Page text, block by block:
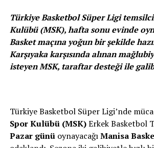
Halkbank Spor Kulübü Yönetim
Osman Arslan,Halkbank Erkek
turnuvada elde ettiği başarıdan kıvanç
belirterek,“Avrupa voleybolunun
ülkemizin yurt dışında başarıyla
voleybola desteğimiz kesintisiz
Türkiye Basketbol Süper Ligi
Kulübü (MSK), hafta sonu evinde
Basket maçına yoğun bir şekilde
Karşıyaka karşısında alınan
isteyen MSK, taraftar desteği ile
Türkiye Basketbol Süper Ligi’nde
Spor Kulübü (MSK)Erkek Basketbol
Pazar günüoynayacağıManisa